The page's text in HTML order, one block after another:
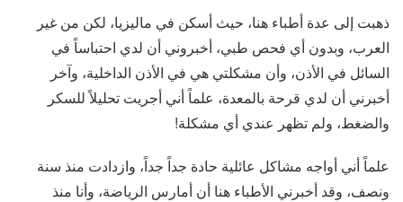
ذهبت إلى عدة أطباء هنا، حيث أسكن في ماليزيا، لكن من غير
العرب، وبدون أي فحص طبي، أخبروني أن لدي احتباساً في
السائل في الأذن، وأن مشكلتي هي في الأذن الداخلية، وآخر
أخبرني أن لدي قرحة بالمعدة، علماً أني أجريت تحليلاً للسكر
والضغط، ولم تظهر عندي أي مشكلة!
علماً أني أواجه مشاكل عائلية حادة جداً جداً، وازدادت منذ سنة
ونصف، وقد أخبرني الأطباء هنا أن أمارس الرياضة، وأنا منذ